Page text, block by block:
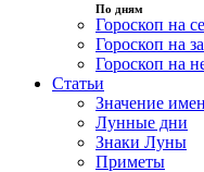
По дням
Гороскоп на
Гороскоп на
Гороскоп на
Статьи
Значение
Лунные дни
Знаки Луны
Приметы